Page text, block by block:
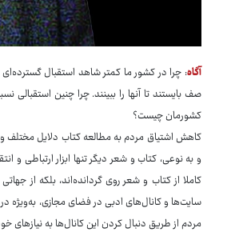
آگاه: چرا در کشور ما کمتر شاهد استقبال
صف بایستند تا آنها را ببینند. چرا چنین
کشورمان چیست؟
کاهش اشتیاق مردم به مطالعه کتاب دلایل مختلف و
و به نوعی، کتاب و شعر دیگر تنها ابزار ارتباطی
کاملا از کتاب و شعر روی گردانده‌اند، بلکه از
سایت‌ها و کانال‌های ادبی در فضای مجازی، به‌ویژه
مردم از طریق دنبال کردن این کانال‌ها به نیازهای